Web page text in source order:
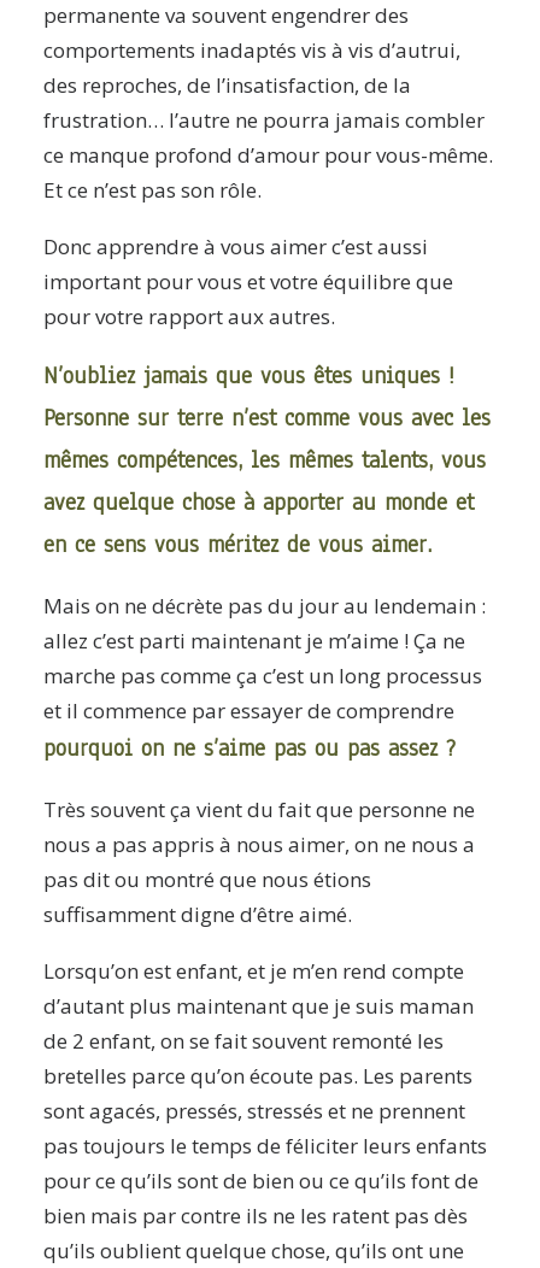
permanente va souvent engendrer des
comportements inadaptés vis à vis d’autrui,
des reproches, de l’insatisfaction, de la
frustration… l’autre ne pourra jamais combler
ce manque profond d’amour pour vous-même.
Et ce n’est pas son rôle.
Donc apprendre à vous aimer c’est aussi
important pour vous et votre équilibre que
pour votre rapport aux autres.
N’oubliez jamais que vous êtes uniques !
Personne sur terre n’est comme vous avec les
mêmes compétences, les mêmes talents, vous
avez quelque chose à apporter au monde et
en ce sens vous méritez de vous aimer.
Mais on ne décrète pas du jour au lendemain :
allez c’est parti maintenant je m’aime ! Ça ne
marche pas comme ça c’est un long processus
et il commence par essayer de comprendre
pourquoi on ne s’aime pas ou pas assez ?
Très souvent ça vient du fait que personne ne
nous a pas appris à nous aimer, on ne nous a
pas dit ou montré que nous étions
suffisamment digne d’être aimé.
Lorsqu’on est enfant, et je m’en rend compte
d’autant plus maintenant que je suis maman
de 2 enfant, on se fait souvent remonté les
bretelles parce qu’on écoute pas. Les parents
sont agacés, pressés, stressés et ne prennent
pas toujours le temps de féliciter leurs enfants
pour ce qu’ils sont de bien ou ce qu’ils font de
bien mais par contre ils ne les ratent pas dès
qu’ils oublient quelque chose, qu’ils ont une